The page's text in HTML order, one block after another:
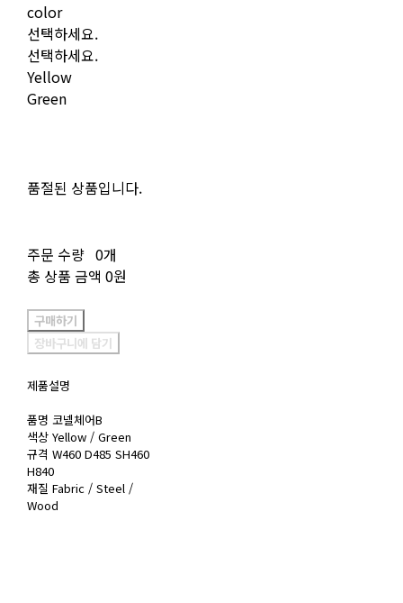
color
선택하세요.
선택하세요.
Yellow
Green
품절된 상품입니다.
주문 수량 0개
총 상품 금액 0원
구매하기
장바구니에 담기
제품설명
품명 코넬체어B
색상 Yellow / Green
규격 W460 D485 SH460
H840
재질 Fabric / Steel /
Wood